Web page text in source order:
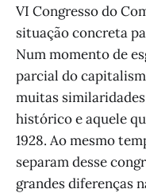
VI Congresso do
situação concreta
Num momento de
parcial do
muitas
histórico e aquele
1928. Ao mesmo
separam desse
grandes diferenças